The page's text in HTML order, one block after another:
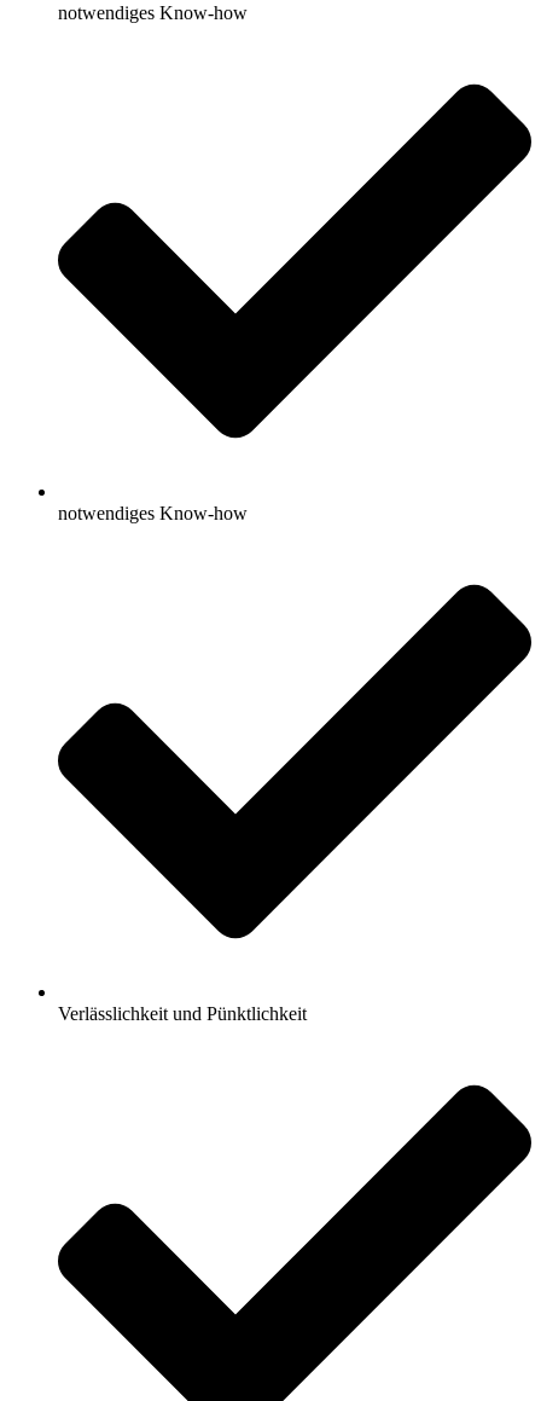
notwendiges Know-how
notwendiges Know-how
Verlässlichkeit und Pünktlichkeit